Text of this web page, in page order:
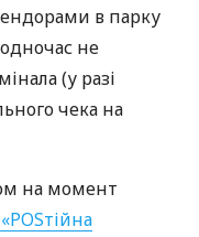
в парку
не
(у разі
чека на
на момент
«POSтійна